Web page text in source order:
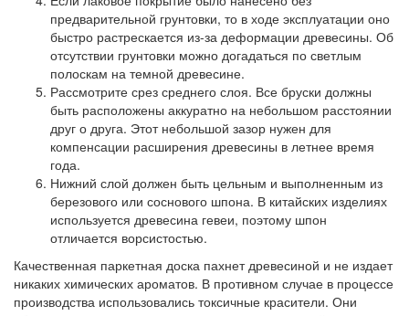
предварительной грунтовки, то в ходе эксплуатации оно
быстро растрескается из-за деформации древесины. Об
отсутствии грунтовки можно догадаться по светлым
полоскам на темной древесине.
Рассмотрите срез среднего слоя. Все бруски должны
быть расположены аккуратно на небольшом расстоянии
друг о друга. Этот небольшой зазор нужен для
компенсации расширения древесины в летнее время
года.
Нижний слой должен быть цельным и выполненным из
березового или соснового шпона. В китайских изделиях
используется древесина гевеи, поэтому шпон
отличается ворсистостью.
Качественная паркетная доска пахнет древесиной и не издает
никаких химических ароматов. В противном случае в процессе
производства использовались токсичные красители. Они